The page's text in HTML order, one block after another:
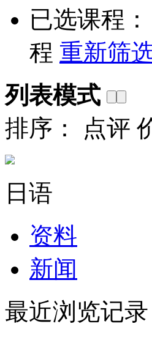
已选课程：
程 重新筛
列表模式
排序：
点评
日语
资料
新闻
最近浏览记录